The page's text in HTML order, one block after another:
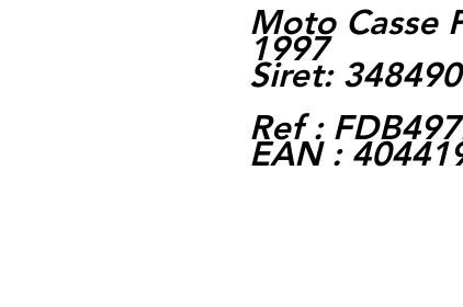
Moto Casse
1997
Siret:
Ref :
EAN :